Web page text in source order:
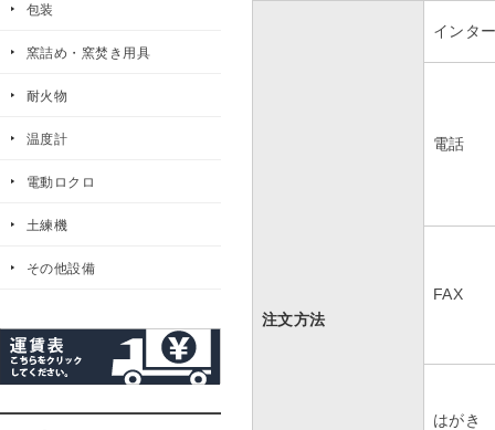
包装
窯詰め・窯焚き用具
耐火物
温度計
電動ロクロ
土練機
その他設備
注文方法
インタ
電話
FAX
はがき